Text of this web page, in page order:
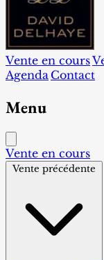
Vente en cours
Agenda Contact
Menu
Vente en cours
Vente précédente